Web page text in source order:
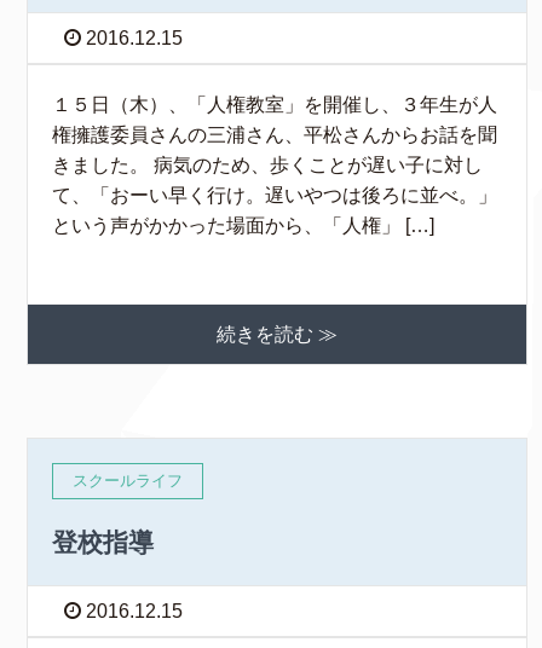
2016.12.15
１５日（木）、「人権教室」を開催し、３年生が人
権擁護委員さんの三浦さん、平松さんからお話を聞
きました。 病気のため、歩くことが遅い子に対し
て、「おーい早く行け。遅いやつは後ろに並べ。」
という声がかかった場面から、「人権」 […]
続きを読む ≫
スクールライフ
登校指導
2016.12.15